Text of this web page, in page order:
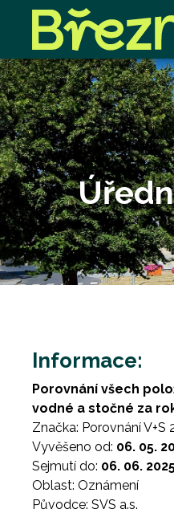
Informace:
Porovnání všech
vodné a stočné za
Značka: Porovnání V+S
Vyvěšeno od: 06. 05.
Sejmutí do: 06. 06.
Oblast: Oznámení
Původce: SVS a.s.